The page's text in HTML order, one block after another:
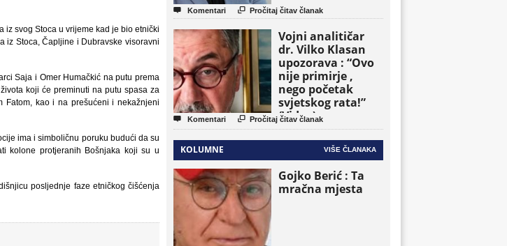
iz svog Stoca u vrijeme kad je bio etnički
iz Stoca, Čapljine i Dubravske visoravni
Saja i Omer Humačkić na putu prema
koji će preminuti na putu spasa za
Fatom, kao i na prešućeni i nekažnjeni
ima i simboličnu poruku budući da su
kolone protjeranih Bošnjaka koji su u
posljednje faze etničkog čišćenja
 Komentari  Pročitaj čitav članak
Vojni analitičar
dr. Vilko Klasan
upozorava : “Ovo
nije primirje ,
nego početak
svjetskog rata!”
(Video)
 Komentari  Pročitaj čitav članak
KOLUMNE VIŠE ČLANAKA
Gojko Berić : Ta
mračna mjesta